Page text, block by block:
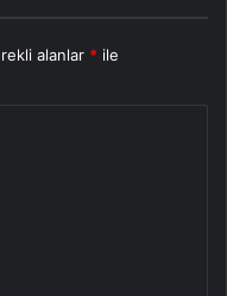
alanlar * ile